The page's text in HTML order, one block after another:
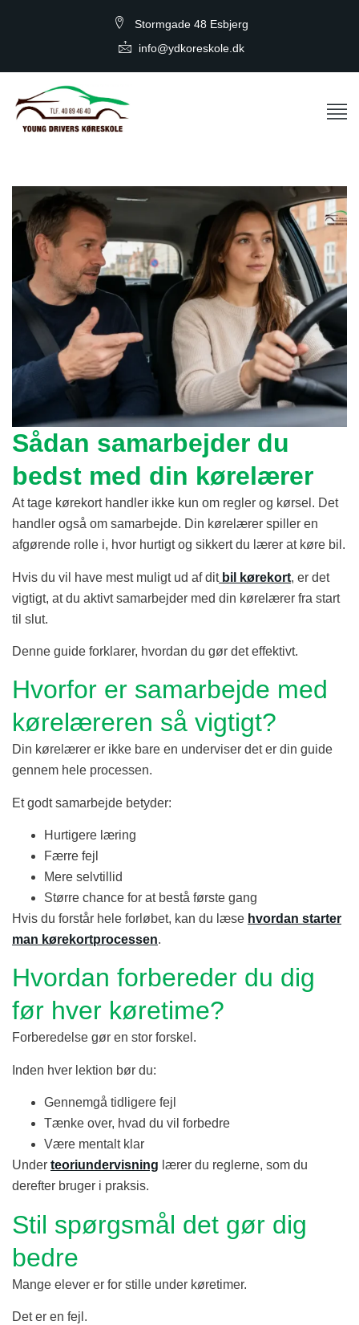
Stormgade 48 Esbjerg
info@ydkoreskole.dk
Sådan samarbejder du
bedst med din kørelærer
At tage kørekort handler ikke kun om regler og kørsel. Det
handler også om samarbejde. Din kørelærer spiller en
afgørende rolle i, hvor hurtigt og sikkert du lærer at køre bil.
Hvis du vil have mest muligt ud af dit bil kørekort, er det
vigtigt, at du aktivt samarbejder med din kørelærer fra start
til slut.
Denne guide forklarer, hvordan du gør det effektivt.
Hvorfor er samarbejde med
kørelæreren så vigtigt?
Din kørelærer er ikke bare en underviser det er din guide
gennem hele processen.
Et godt samarbejde betyder:
Hurtigere læring
Færre fejl
Mere selvtillid
Større chance for at bestå første gang
Hvis du forstår hele forløbet, kan du læse hvordan starter
man kørekortprocessen.
Hvordan forbereder du dig
før hver køretime?
Forberedelse gør en stor forskel.
Inden hver lektion bør du:
Gennemgå tidligere fejl
Tænke over, hvad du vil forbedre
Være mentalt klar
Under teoriundervisning lærer du reglerne, som du
derefter bruger i praksis.
Stil spørgsmål det gør dig
bedre
Mange elever er for stille under køretimer.
Det er en fejl.